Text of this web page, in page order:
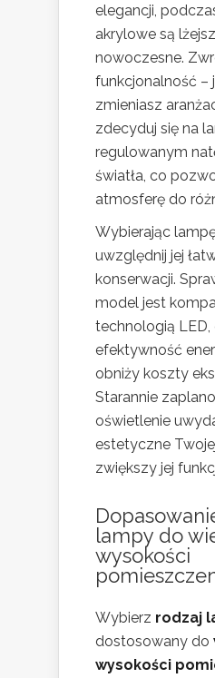
elegancji,
akrylowe są
nowoczesne.
funkcjonalność –
zmieniasz
zdecyduj się na
regulowanym
światła, co
atmosferę do
Wybierając
uwzględnij jej
konserwacji.
model jest
technologią
efektywność
obniży koszty
Starannie
oświetlenie
estetyczne
zwiększy jej
lampy do
wysokości
Wybierz rodzaj
dostosowany do
wysokości